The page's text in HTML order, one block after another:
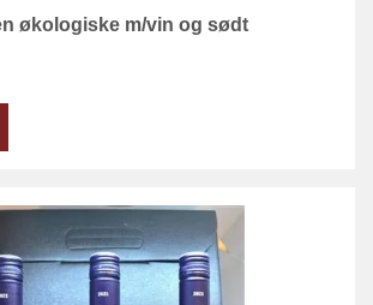
økologiske m/vin og sødt